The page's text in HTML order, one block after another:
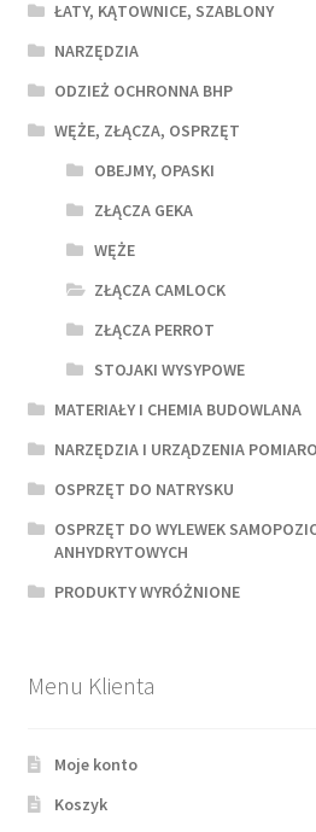
ŁATY, KĄTOWNICE, SZABLONY
NARZĘDZIA
ODZIEŻ OCHRONNA BHP
WĘŻE, ZŁĄCZA, OSPRZĘT
OBEJMY, OPASKI
ZŁĄCZA GEKA
WĘŻE
ZŁĄCZA CAMLOCK
ZŁĄCZA PERROT
STOJAKI WYSYPOWE
MATERIAŁY I CHEMIA BUDOWLANA
NARZĘDZIA I URZĄDZENIA
OSPRZĘT DO NATRYSKU
OSPRZĘT DO WYLEWEK
ANHYDRYTOWYCH
PRODUKTY WYRÓŻNIONE
Menu Klienta
Moje konto
Koszyk